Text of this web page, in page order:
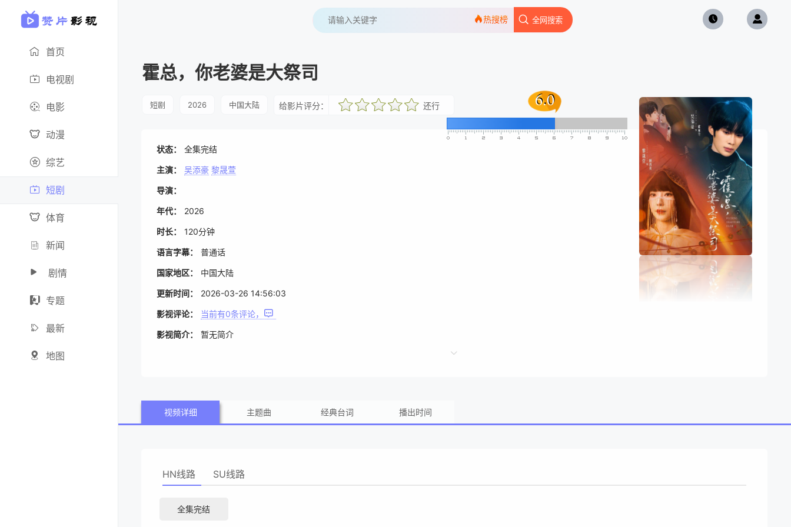
首页
电视剧
电影
动漫
综艺
短剧
体育
新闻
剧情
专题
最新
地图
全网搜索
热搜榜
6.0
6.0
霍总，你老婆是大祭司
短剧 2026 中国大陆 给影片评分：
很差较差还行 推荐力荐 还行
状态： 全集完结
主演： 吴添豪 黎晟萱
导演：
年代： 2026
时长： 120分钟
语言字幕： 普通话
国家地区： 中国大陆
更新时间： 2026-03-26 14:56:03
影视评论： 当前有0条评论，
影视简介： 暂无简介
视频详细 主题曲 经典台词 播出时间
HN线路 SU线路
全集完结